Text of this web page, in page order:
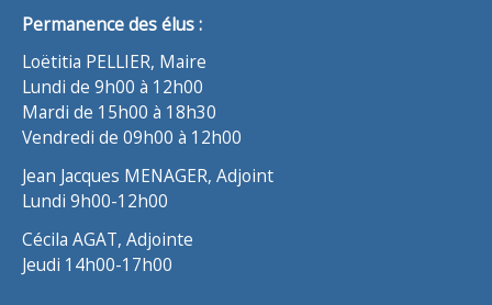
Permanence des élus :
Loëtitia PELLIER, Maire
Lundi de 9h00 à 12h00
Mardi de 15h00 à 18h30
Vendredi de 09h00 à 12h00
Jean Jacques MENAGER, Adjoint
Lundi 9h00-12h00
Cécila AGAT, Adjointe
Jeudi 14h00-17h00